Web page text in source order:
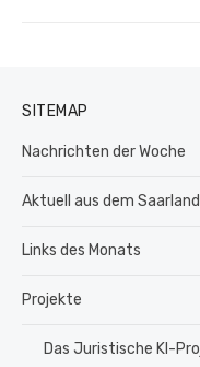
SITEMAP
Nachrichten der Woche
Aktuell aus dem Saarland
Links des Monats
Projekte
Das Juristische KI-